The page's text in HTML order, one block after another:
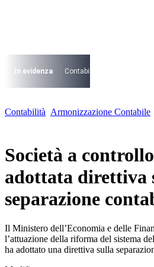
I più cercati
Lorem ipsum dolor sit amet
In evidenza Contabilità Accrual
Lorem ipsum dolor sit amet
Contabilità Armonizzazione Contabile
Società a
adottata direttiva
separazione
Il Ministero dell’Economia e delle
l’attuazione della riforma del sistema
ha adottato una direttiva sulla